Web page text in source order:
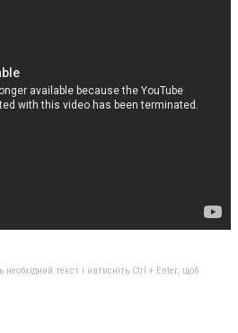
текст і натисніть Ctrl + Enter, щоб